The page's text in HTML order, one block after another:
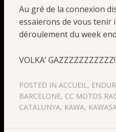
Au gré de la connexion
essaierons de vous tenir
déroulement du week
VOLKA’ GAZZZZZZZZZZZ!
POSTED IN ACCUEIL,
BARCELONE, CC MOTOS
CATALUNYA, KAWA,